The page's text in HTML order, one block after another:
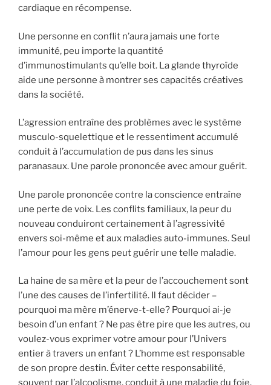
cardiaque en récompense.
Une personne en conflit n’aura jamais une forte
immunité, peu importe la quantité
d’immunostimulants qu’elle boit. La glande thyroïde
aide une personne à montrer ses capacités créatives
dans la société.
L’agression entraîne des problèmes avec le système
musculo-squelettique et le ressentiment accumulé
conduit à l’accumulation de pus dans les sinus
paranasaux. Une parole prononcée avec amour guérit.
Une parole prononcée contre la conscience entraîne
une perte de voix. Les conflits familiaux, la peur du
nouveau conduiront certainement à l’agressivité
envers soi-même et aux maladies auto-immunes. Seul
l’amour pour les gens peut guérir une telle maladie.
La haine de sa mère et la peur de l’accouchement sont
l’une des causes de l’infertilité. Il faut décider –
pourquoi ma mère m’énerve-t-elle? Pourquoi ai-je
besoin d’un enfant ? Ne pas être pire que les autres, ou
voulez-vous exprimer votre amour pour l’Univers
entier à travers un enfant ? L’homme est responsable
de son propre destin. Éviter cette responsabilité,